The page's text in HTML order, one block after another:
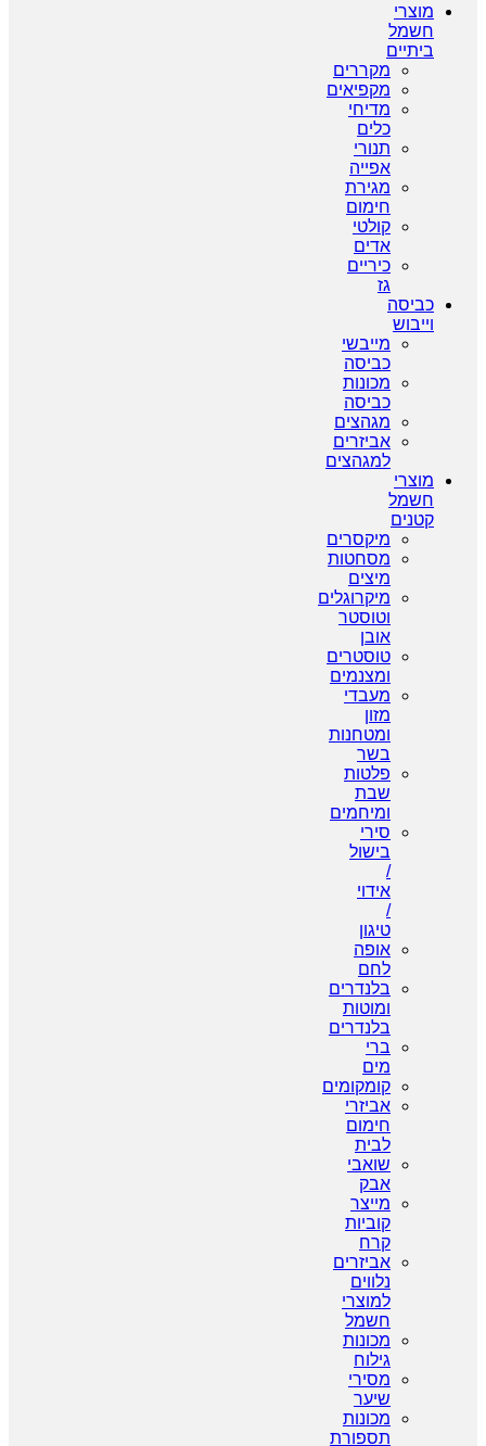
מוצרי
חשמל
ביתיים
מקררים
מקפיאים
מדיחי
כלים
תנורי
אפייה
מגירת
חימום
קולטי
אדים
כיריים
גז
כביסה
וייבוש
מייבשי
כביסה
מכונות
כביסה
מגהצים
אביזרים
למגהצים
מוצרי
חשמל
קטנים
מיקסרים
מסחטות
מיצים
מיקרוגלים
וטוסטר
אובן
טוסטרים
ומצנמים
מעבדי
מזון
ומטחנות
בשר
פלטות
שבת
ומיחמים
סירי
בישול
/
אידוי
/
טיגון
אופה
לחם
בלנדרים
ומוטות
בלנדרים
ברי
מים
קומקומים
אביזרי
חימום
לבית
שואבי
אבק
מייצר
קוביות
קרח
אביזרים
נלווים
למוצרי
חשמל
מכונות
גילוח
מסירי
שיער
מכונות
תספורת